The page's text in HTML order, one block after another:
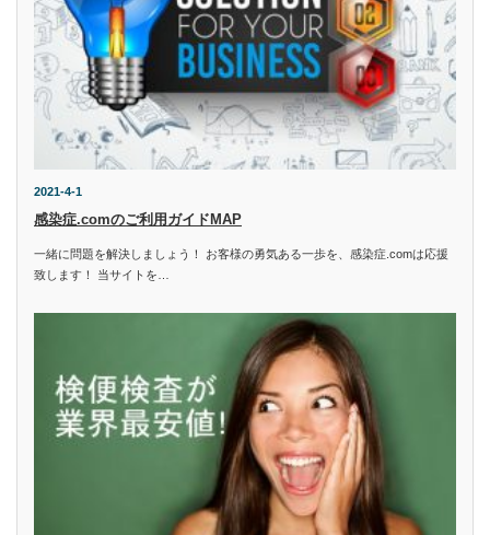
2021-4-1
感染症.comのご利用ガイドMAP
一緒に問題を解決しましょう！ お客様の勇気ある一歩を、感染症.comは応援
致します！ 当サイトを…